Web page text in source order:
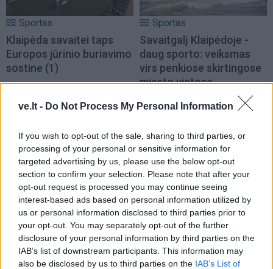
ve.lt - Do Not Process My Personal Information
If you wish to opt-out of the sale, sharing to third parties, or
processing of your personal or sensitive information for
targeted advertising by us, please use the below opt-out
section to confirm your selection. Please note that after your
opt-out request is processed you may continue seeing
interest-based ads based on personal information utilized by
us or personal information disclosed to third parties prior to
your opt-out. You may separately opt-out of the further
disclosure of your personal information by third parties on the
IAB’s list of downstream participants. This information may
also be disclosed by us to third parties on the IAB’s List of
Sportas
Klaipėda savaitei taps
Europos jūrinio buriavimo
sostine (1)
Sportas
Savaitgalį Klaipėdoje -
daug sporto: veiksmas
virs penkiose skirtingose
miesto vietose
Sportas
Rimas Kurtinaitis
paskelbė Lietuvos
rinktinės kandidatus:
sąraše - du klaipėdiečiai
(3)
Sportas
Į Palangą atkeliavo
žiemos paralimpinių
žaidynių paroda